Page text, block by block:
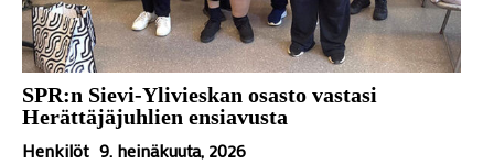
SPR:n Sievi-Ylivieskan osasto vastasi
Herättäjäjuhlien ensiavusta
Henkilöt 9. heinäkuuta, 2026